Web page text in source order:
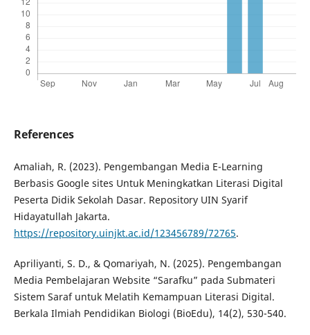
References
Amaliah, R. (2023). Pengembangan Media E-Learning
Berbasis Google sites Untuk Meningkatkan Literasi Digital
Peserta Didik Sekolah Dasar. Repository UIN Syarif
Hidayatullah Jakarta.
https://repository.uinjkt.ac.id/123456789/72765.
Apriliyanti, S. D., & Qomariyah, N. (2025). Pengembangan
Media Pembelajaran Website “Sarafku” pada Submateri
Sistem Saraf untuk Melatih Kemampuan Literasi Digital.
Berkala Ilmiah Pendidikan Biologi (BioEdu), 14(2), 530-540.